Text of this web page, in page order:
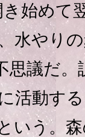
始めて
水やり
議だ。
活動す
いう。